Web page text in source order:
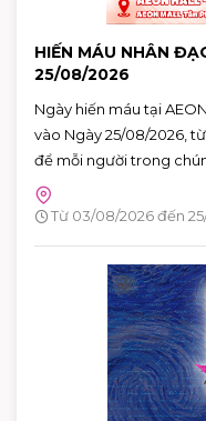
HIẾN MÁU NHÂN
25/08/2026
Ngày hiến máu tại
vào Ngày 25/08/2026,
để mỗi người trong
cứu sống những người
sống. Hãy đến tham gia
Từ 03/08/2026 đến